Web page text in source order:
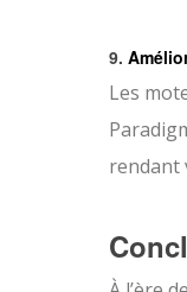
9.
Les
rendant